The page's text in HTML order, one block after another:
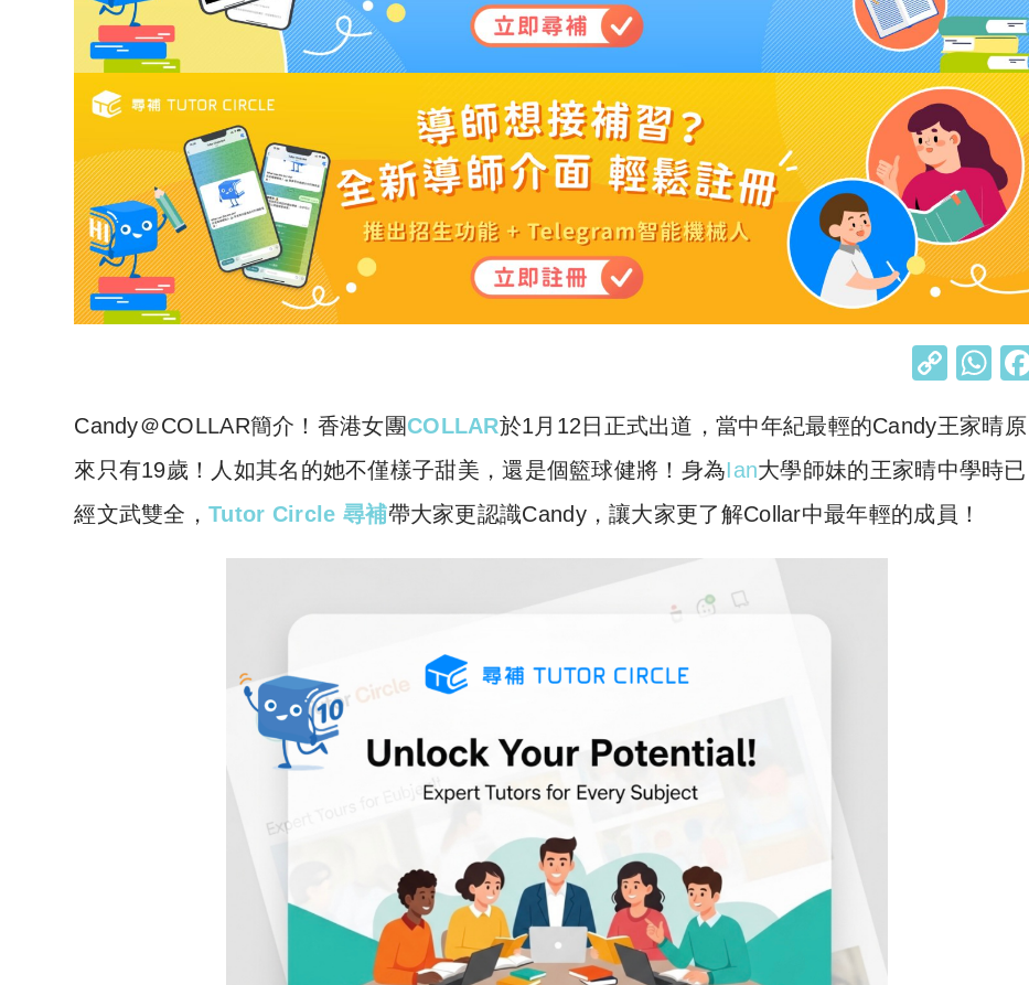
C
p
y
Li
W
at
s
Candy＠COLLAR簡介！香港女團COLLAR於1月12日正式出道，當中年紀最輕的Candy王家晴原
來只有19歲！人如其名的她不僅樣子甜美，還是個籃球健將！身為Ian大學師妹的王家晴中學時已
經文武雙全，Tutor Circle 尋補帶大家更認識Candy，讓大家更了解Collar中最年輕的成員！